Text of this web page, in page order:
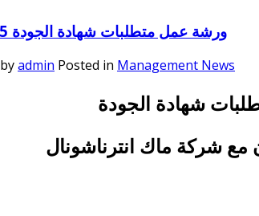
ISO 9001 : 2015 ورشة عمل متطلبات شهادة الجودة
byadmin Posted in Management News
شهادة الجودة